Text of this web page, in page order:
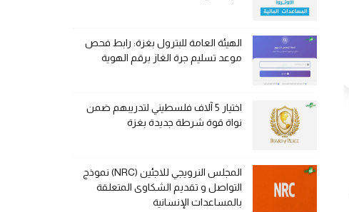
الهيئة العامة للبترول بغزة: رابط فحص
موعد تسليم جرة الغاز برقم الهوية
اختيار 5 آلاف فلسطيني لتدريبهم ضمن
نواة قوة شرطة جديدة بغزة
المجلس النرويجي للاجئين (NRC) نموذج
التواصل و تقديم الشكاوى المتعلقة
بالمساعدات الإنسانية